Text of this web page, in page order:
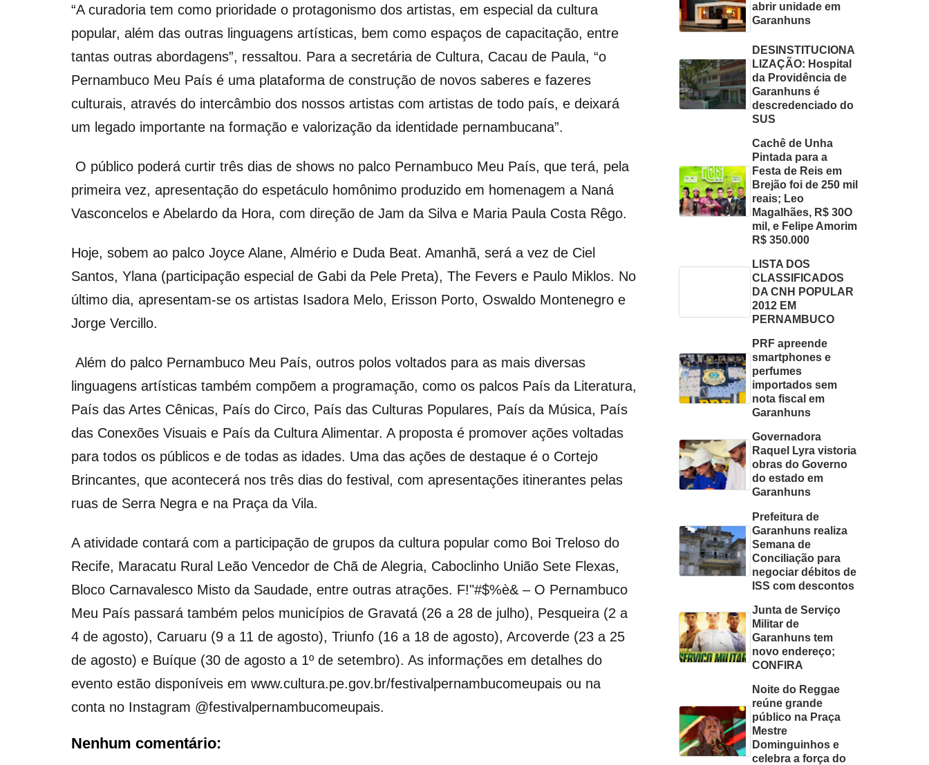
“A curadoria tem como prioridade o protagonismo dos artistas, em especial da cultura
popular, além das outras linguagens artísticas, bem como espaços de capacitação, entre
tantas outras abordagens”, ressaltou. Para a secretária de Cultura, Cacau de Paula, “o
Pernambuco Meu País é uma plataforma de construção de novos saberes e fazeres
culturais, através do intercâmbio dos nossos artistas com artistas de todo país, e deixará
um legado importante na formação e valorização da identidade pernambucana”.
O público poderá curtir três dias de shows no palco Pernambuco Meu País, que terá, pela
primeira vez, apresentação do espetáculo homônimo produzido em homenagem a Naná
Vasconcelos e Abelardo da Hora, com direção de Jam da Silva e Maria Paula Costa Rêgo.
Hoje, sobem ao palco Joyce Alane, Almério e Duda Beat. Amanhã, será a vez de Ciel
Santos, Ylana (participação especial de Gabi da Pele Preta), The Fevers e Paulo Miklos. No
último dia, apresentam-se os artistas Isadora Melo, Erisson Porto, Oswaldo Montenegro e
Jorge Vercillo.
Além do palco Pernambuco Meu País, outros polos voltados para as mais diversas
linguagens artísticas também compõem a programação, como os palcos País da Literatura,
País das Artes Cênicas, País do Circo, País das Culturas Populares, País da Música, País
das Conexões Visuais e País da Cultura Alimentar. A proposta é promover ações voltadas
para todos os públicos e de todas as idades. Uma das ações de destaque é o Cortejo
Brincantes, que acontecerá nos três dias do festival, com apresentações itinerantes pelas
ruas de Serra Negra e na Praça da Vila.
A atividade contará com a participação de grupos da cultura popular como Boi Treloso do
Recife, Maracatu Rural Leão Vencedor de Chã de Alegria, Caboclinho União Sete Flexas,
Bloco Carnavalesco Misto da Saudade, entre outras atrações. F!"#$%è& – O Pernambuco
Meu País passará também pelos municípios de Gravatá (26 a 28 de julho), Pesqueira (2 a
4 de agosto), Caruaru (9 a 11 de agosto), Triunfo (16 a 18 de agosto), Arcoverde (23 a 25
de agosto) e Buíque (30 de agosto a 1º de setembro). As informações em detalhes do
evento estão disponíveis em www.cultura.pe.gov.br/festivalpernambucomeupais ou na
conta no Instagram @festivalpernambucomeupais.
Nenhum comentário:
abrir unidade em
Garanhuns
DESINSTITUCIONA
LIZAÇÃO: Hospital
da Providência de
Garanhuns é
descredenciado do
SUS
Cachê de Unha
Pintada para a
Festa de Reis em
Brejão foi de 250 mil
reais; Leo
Magalhães, R$ 30O
mil, e Felipe Amorim
R$ 350.000
LISTA DOS
CLASSIFICADOS
DA CNH POPULAR
2012 EM
PERNAMBUCO
PRF apreende
smartphones e
perfumes
importados sem
nota fiscal em
Garanhuns
Governadora
Raquel Lyra vistoria
obras do Governo
do estado em
Garanhuns
Prefeitura de
Garanhuns realiza
Semana de
Conciliação para
negociar débitos de
ISS com descontos
Junta de Serviço
Militar de
Garanhuns tem
novo endereço;
CONFIRA
Noite do Reggae
reúne grande
público na Praça
Mestre
Dominguinhos e
celebra a força do